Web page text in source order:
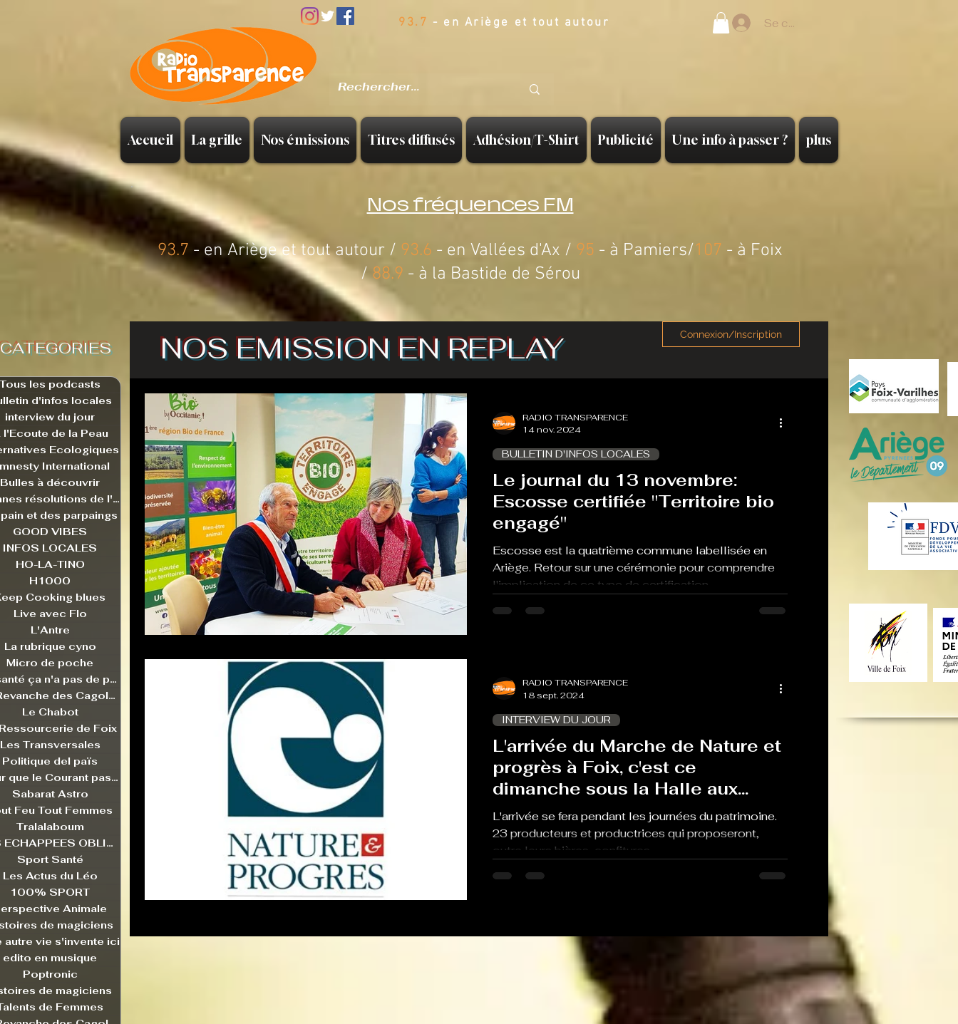
Accueil La grille Nos émissions Titres diffusés Adhésion/T-Shirt Publicité Une info à passer ? plus
93.7 - en Ariège et tout autour Se connecter
Nos fréquences FM
93.7 - en Ariège et tout autour / 93.6 - en Vallées d'Ax / 95 - à Pamiers/107 - à Foix
/88.9 - à la Bastide de Sérou
CATEGORIES
Tous les podcasts
d'infos locales
interview du jour
l'Ecoute de la Peau
Ecologiques
International
Bulles à découvrir
Bonnes résolutions de l'autruche
et des parpaings
GOOD VIBES
INFOS LOCALES
HO-LA-TINO
H1000
Cooking blues
Live avec Flo
L'Antre
La rubrique cyno
Micro de poche
La santé ça n'a pas de prix
La Revanche des Cagoles
Le Chabot
de Foix
Les Transversales
Politique del païs
Pour que le Courant passe entre nou
Sabarat Astro
Feu Tout Femmes
Tralalaboum
LES ECHAPPEES OBLIQUES
Sport Santé
Les Actus du Léo
100% SPORT
Animale
de magiciens
autre vie s'invente ici
edito en musique
Poptronic
de magiciens
de Femmes
Connexion/Inscription
Le journal du 13 novembre:
Escosse certifiée "Territoire bio
engagé"
Escosse est la quatrième commune labellisée en
Ariège. Retour sur une cérémonie pour comprendre
l'implication de ce type de certification
BULLETIN D'INFOS LOCALES
RADIO TRANSPARENCE
14 nov. 2024
L'arrivée du Marche de Nature et
progrès à Foix, c'est ce
dimanche sous la Halle aux
Grains
L'arrivée se fera pendant les journées du patrimoine.
23 producteurs et productrices qui proposeront,
outre leurs bières, confitures,...
INTERVIEW DU JOUR
RADIO TRANSPARENCE
18 sept. 2024
NOS EMISSION EN REPLAY